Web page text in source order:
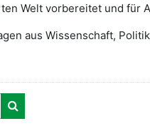
Welt vorbereitet und
aus Wissenschaft,
Поиск курса